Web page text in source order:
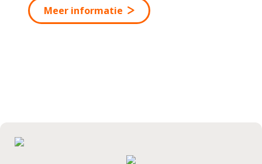
Meer informatie